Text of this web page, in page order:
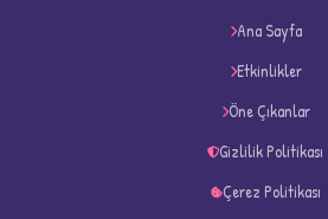
Ana Sayfa
Etkinlikler
Öne Çıkanlar
Gizlilik Politikası
Çerez Politikası